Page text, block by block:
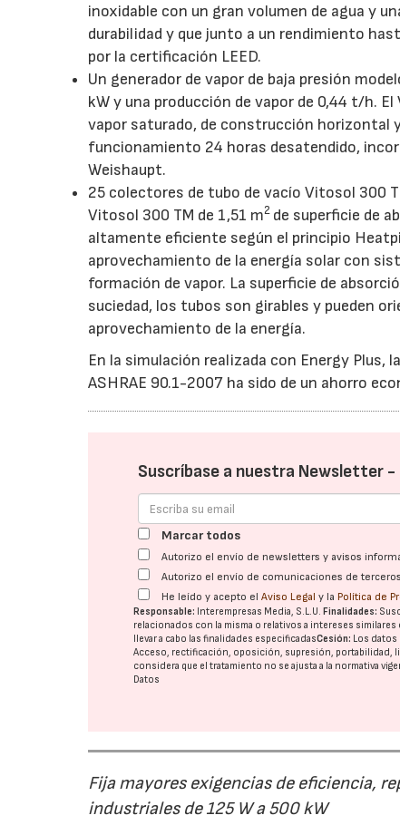
inoxidable con un gran volumen de agua y
durabilidad y que junto a un rendimiento
por la certificación LEED.
Un generador de vapor de baja presión
kW y una producción de vapor de 0,44 t/h.
vapor saturado, de construcción horizontal
funcionamiento 24 horas desatendido,
Weishaupt.
25 colectores de tubo de vacío Vitosol 300
Vitosol 300 TM de 1,51 m2 de superficie de
altamente eficiente según el principio
aprovechamiento de la energía solar con
formación de vapor. La superficie de
suciedad, los tubos son girables y pueden
aprovechamiento de la energía.
En la simulación realizada con Energy
ASHRAE 90.1-2007 ha sido de un ahorro
Suscríbase a nuestra Newsletter -
Marcar todos
Autorizo el envío de newsletters y avisos
Autorizo el envío de comunicaciones de
He leído y acepto elAviso Legal y la Política de
Responsable: Interempresas Media, S.L.U. Finalidades:
relacionados con la misma o relativos a intereses similares
llevar a cabo las finalidades especificadasCesión: Los datos
Acceso, rectificación, oposición, supresión, portabilidad,
considera que el tratamiento no se ajusta a la normativa
Datos
Fija mayores exigencias de eficiencia,
industriales de 125 W a 500 kW